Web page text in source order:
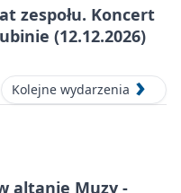
zespołu. Koncert
(12.12.2026)
Kolejne wydarzenia
altanie Muzy -